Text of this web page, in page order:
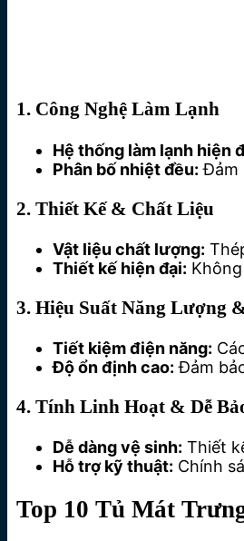
1. Công Nghệ Làm Lạnh
Hệ thống làm lạnh hiện
Phân bố nhiệt đều: Đảm
2. Thiết Kế & Chất Liệu
Vật liệu chất lượng:
Thiết kế hiện đại:
3. Hiệu Suất Năng Lượng
Tiết kiệm điện năng:
Độ ổn định cao: Đảm
4. Tính Linh Hoạt & Dễ
Dễ dàng vệ sinh: Thiết
Hỗ trợ kỹ thuật: Chính
Top 10 Tủ Mát